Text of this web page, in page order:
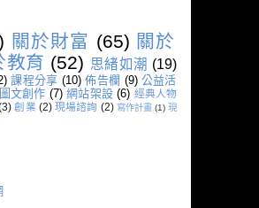
關於財富 (65) 關於
教育 (52) 思緒如潮 (19)
課程分享 (10) 佈告欄 (9) 公益活
文創作 (7) 網站架設 (6) 經典人物
創業 (2) 現場諮詢 (2) 寫作計畫 (1) 現